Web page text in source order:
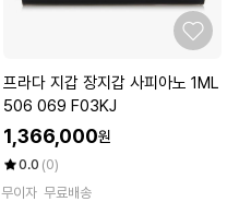
프라다 지갑 장지갑 사피아노 1ML
506 069 F03KJ
1,366,000원
0.0 (0)
무이자 무료배송